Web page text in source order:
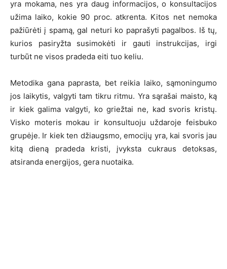
yra mokama, nes yra daug informacijos, o konsultacijos
užima laiko, kokie 90 proc. atkrenta. Kitos net nemoka
pažiūrėti į spamą, gal neturi ko paprašyti pagalbos. Iš tų,
kurios pasiryžta susimokėti ir gauti instrukcijas, irgi
turbūt ne visos pradeda eiti tuo keliu.
Metodika gana paprasta, bet reikia laiko, sąmoningumo
jos laikytis, valgyti tam tikru ritmu. Yra sąrašai maisto, ką
ir kiek galima valgyti, ko griežtai ne, kad svoris kristų.
Visko moteris mokau ir konsultuoju uždaroje feisbuko
grupėje. Ir kiek ten džiaugsmo, emocijų yra, kai svoris jau
kitą dieną pradeda kristi, įvyksta cukraus detoksas,
atsiranda energijos, gera nuotaika.